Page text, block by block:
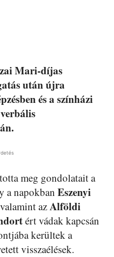
Mari-díjas
után újra
és a színházi
meg gondolatait a
a napokban Eszenyi
azAlföldi
ért vádak kapcsán
kerültek a
visszaélések.